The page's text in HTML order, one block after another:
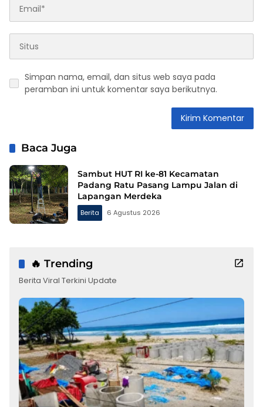
Simpan nama, email, dan situs web saya pada
peramban ini untuk komentar saya berikutnya.
Baca Juga
Sambut HUT RI ke-81 Kecamatan
Padang Ratu Pasang Lampu Jalan di
Lapangan Merdeka
Berita 6 Agustus 2026
🔥 Trending
Berita Viral Terkini Update